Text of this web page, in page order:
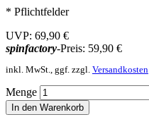
* Pflichtfelder
UVP: 69,90 €
spinfactory-Preis: 59,90 €
inkl. MwSt., ggf. zzgl. Versandkosten
Menge
In den Warenkorb